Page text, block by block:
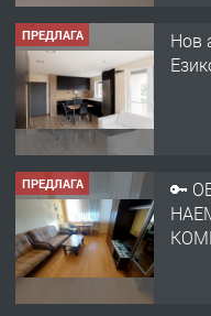
ПРЕДЛАГА
Нов
ПРЕДЛАГА
🔑